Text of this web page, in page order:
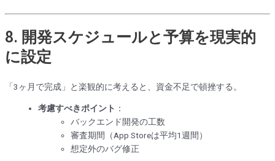
8. 開発スケジュールと予算を現実的
に設定
「3ヶ月で完成」と楽観的に考えると、資金不足で頓挫する。
考慮すべきポイント ：
バックエンド開発の工数
審査期間（App Storeは平均1週間）
想定外のバグ修正